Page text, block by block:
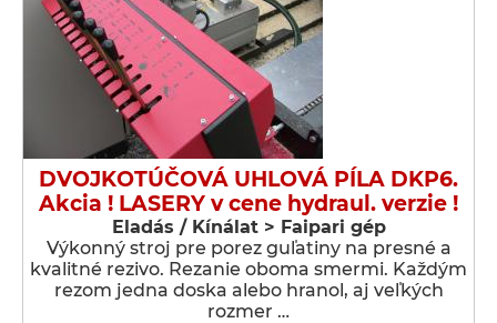
DVOJKOTÚČOVÁ UHLOVÁ PÍLA DKP6.
Akcia ! LASERY v cene hydraul. verzie !
Eladás / Kínálat > Faipari gép
Výkonný stroj pre porez guľatiny na presné a
kvalitné rezivo. Rezanie oboma smermi. Každým
rezom jedna doska alebo hranol, aj veľkých
rozmer …